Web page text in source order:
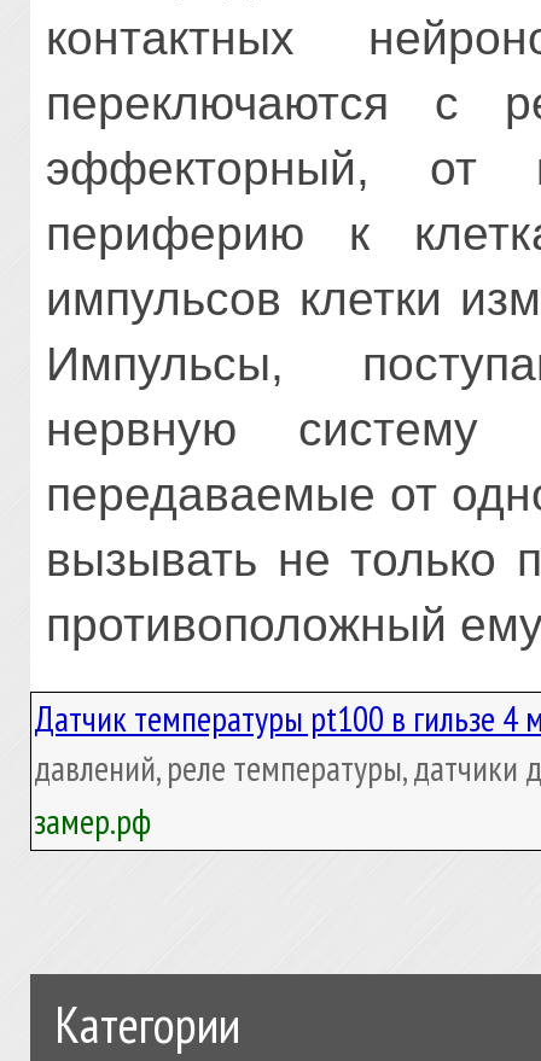
контактных
переключаются с
эффекторный, от
периферию к
импульсов клетки
Импульсы,
нервную
передаваемые от
вызывать не только
противоположный
Датчик температуры pt100 в гильзе 4
давлений, реле температуры, датчики
замер.рф
Категории